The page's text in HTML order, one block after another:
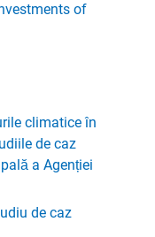
of
climatice în
de caz
a Agenției
de caz